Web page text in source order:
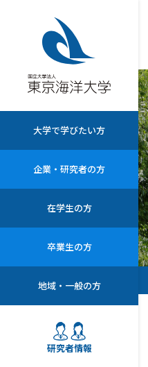
大学で学びたい方
企業・研究者の方
在学生の方
卒業生の方
地域・一般の方
研究者情報